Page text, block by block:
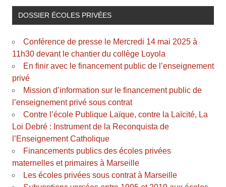
DOSSIER ÉCOLES PRIVÉES
Conférence de presse le Mercredi 14 mai 2025 à
11h30 devant le chantier du collège Loyola
En finir avec le financement public de l’enseignement
privé
Mission d’information sur le financement public de
l’enseignement privé sous contrat
Contre l’école Publique Laïque, contre la Laïcité, La
Loi Debré : Instrument de la Reconquista de
l’Enseignement Catholique
Financements publics des écoles privées
maternelles et primaires à Marseille
Les écoles privées sous contrat à Marseille